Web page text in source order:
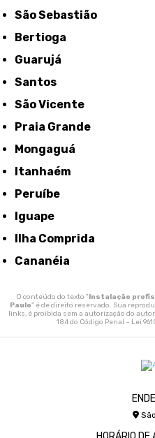
São Sebastião
Bertioga
Guarujá
Santos
São Vicente
Praia Grande
Mongaguá
Itanhaém
Peruíbe
Iguape
Ilha Comprida
Cananéia
O conteúdo do texto "Instalação
Paulo" é de direito reservado. Sua
links, é proibida sem a autorização do
184 do Código Penal – Lei